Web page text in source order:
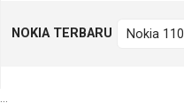
NOKIA TERBARU Nokia